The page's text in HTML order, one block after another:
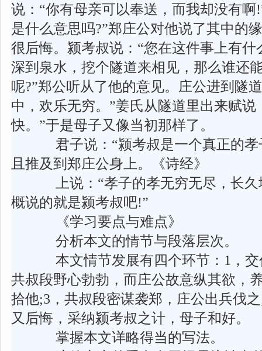
说：“你有母亲可以奉送，而我却没有啊
是什么意思吗?”郑庄公对他说了其中的
很后悔。颍考叔说：“您在这件事上有什
深到泉水，挖个隧道来相见，那么谁还
呢?”郑公听从了他的意见。庄公进到隧
中，欢乐无穷。”姜氏从隧道里出来赋说
快。”于是母子又像当初那样了。
君子说：“颍考叔是一个真正的孝
且推及到郑庄公身上。《诗经》
上说：“孝子的孝无穷无尽，长久
概说的就是颍考叔吧!”
《学习要点与难点》
分析本文的情节与段落层次。
本文情节发展有四个环节：1，交
共叔段野心勃勃，而庄公故意纵其欲，
拾他;3，共叔段密谋袭郑，庄公出兵伐
又后悔，采纳颍考叔之计，母子和好。
掌握本文详略得当的写法。